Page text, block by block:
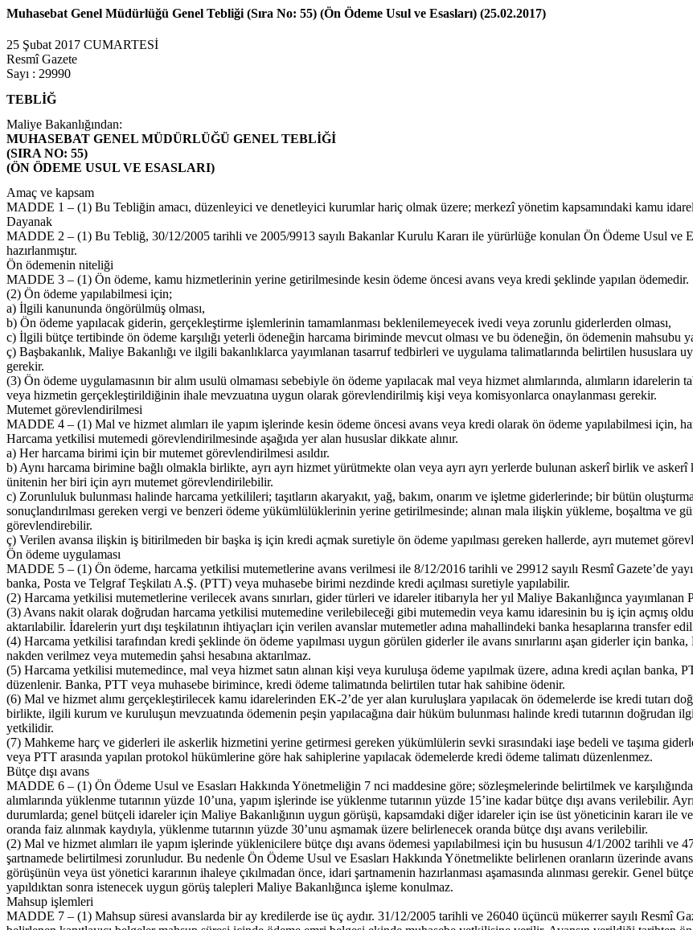
Muhasebat Genel Müdürlüğü Genel Tebliği (Sıra No: 55) (Ön Ödeme Usul ve Esasları) (25.02.2017)
25 Şubat 2017 CUMARTESİ
Resmî Gazete
Sayı : 29990
TEBLİĞ
Maliye Bakanlığından:
MUHASEBAT GENEL MÜDÜRLÜĞÜ GENEL TEBLİĞİ
(SIRA NO: 55)
(ÖN ÖDEME USUL VE ESASLARI)
Amaç ve kapsam
MADDE 1 – (1) Bu Tebliğin amacı, düzenleyici ve denetleyici kurumlar hariç olmak üzere; merkezî yönetim kapsamındaki kamu
Dayanak
MADDE 2 – (1) Bu Tebliğ, 30/12/2005 tarihli ve 2005/9913 sayılı Bakanlar Kurulu Kararı ile yürürlüğe konulan Ön Ödeme Usul ve
hazırlanmıştır.
Ön ödemenin niteliği
MADDE 3 – (1) Ön ödeme, kamu hizmetlerinin yerine getirilmesinde kesin ödeme öncesi avans veya kredi şeklinde yapılan ödemedir.
(2) Ön ödeme yapılabilmesi için;
a) İlgili kanununda öngörülmüş olması,
b) Ön ödeme yapılacak giderin, gerçekleştirme işlemlerinin tamamlanması beklenilemeyecek ivedi veya zorunlu giderlerden olması,
c) İlgili bütçe tertibinde ön ödeme karşılığı yeterli ödeneğin harcama biriminde mevcut olması ve bu ödeneğin, ön ödemenin mahsubu
ç) Başbakanlık, Maliye Bakanlığı ve ilgili bakanlıklarca yayımlanan tasarruf tedbirleri ve uygulama talimatlarında belirtilen hususlara
gerekir.
(3) Ön ödeme uygulamasının bir alım usulü olmaması sebebiyle ön ödeme yapılacak mal veya hizmet alımlarında, alımların idarelerin
veya hizmetin gerçekleştirildiğinin ihale mevzuatına uygun olarak görevlendirilmiş kişi veya komisyonlarca onaylanması gerekir.
Mutemet görevlendirilmesi
MADDE 4 – (1) Mal ve hizmet alımları ile yapım işlerinde kesin ödeme öncesi avans veya kredi olarak ön ödeme yapılabilmesi için,
Harcama yetkilisi mutemedi görevlendirilmesinde aşağıda yer alan hususlar dikkate alınır.
a) Her harcama birimi için bir mutemet görevlendirilmesi asıldır.
b) Aynı harcama birimine bağlı olmakla birlikte, ayrı ayrı hizmet yürütmekte olan veya ayrı ayrı yerlerde bulunan askerî birlik ve
ünitenin her biri için ayrı mutemet görevlendirilebilir.
c) Zorunluluk bulunması halinde harcama yetkilileri; taşıtların akaryakıt, yağ, bakım, onarım ve işletme giderlerinde; bir bütün
sonuçlandırılması gereken vergi ve benzeri ödeme yükümlülüklerinin yerine getirilmesinde; alınan mala ilişkin yükleme, boşaltma ve
görevlendirebilir.
ç) Verilen avansa ilişkin iş bitirilmeden bir başka iş için kredi açmak suretiyle ön ödeme yapılması gereken hallerde, ayrı mutemet
Ön ödeme uygulaması
MADDE 5 – (1) Ön ödeme, harcama yetkilisi mutemetlerine avans verilmesi ile 8/12/2016 tarihli ve 29912 sayılı Resmî Gazete’de
banka, Posta ve Telgraf Teşkilatı A.Ş. (PTT) veya muhasebe birimi nezdinde kredi açılması suretiyle yapılabilir.
(2) Harcama yetkilisi mutemetlerine verilecek avans sınırları, gider türleri ve idareler itibarıyla her yıl Maliye Bakanlığınca
(3) Avans nakit olarak doğrudan harcama yetkilisi mutemedine verilebileceği gibi mutemedin veya kamu idaresinin bu iş için açmış
aktarılabilir. İdarelerin yurt dışı teşkilatının ihtiyaçları için verilen avanslar mutemetler adına mahallindeki banka hesaplarına transfer
(4) Harcama yetkilisi tarafından kredi şeklinde ön ödeme yapılması uygun görülen giderler ile avans sınırlarını aşan giderler için
nakden verilmez veya mutemedin şahsi hesabına aktarılmaz.
(5) Harcama yetkilisi mutemedince, mal veya hizmet satın alınan kişi veya kuruluşa ödeme yapılmak üzere, adına kredi açılan
düzenlenir. Banka, PTT veya muhasebe birimince, kredi ödeme talimatında belirtilen tutar hak sahibine ödenir.
(6) Mal ve hizmet alımı gerçekleştirilecek kamu idarelerinden EK-2’de yer alan kuruluşlara yapılacak ön ödemelerde ise kredi tutarı
birlikte, ilgili kurum ve kuruluşun mevzuatında ödemenin peşin yapılacağına dair hüküm bulunması halinde kredi tutarının doğrudan
yetkilidir.
(7) Mahkeme harç ve giderleri ile askerlik hizmetini yerine getirmesi gereken yükümlülerin sevki sırasındaki iaşe bedeli ve taşıma
veya PTT arasında yapılan protokol hükümlerine göre hak sahiplerine yapılacak ödemelerde kredi ödeme talimatı düzenlenmez.
Bütçe dışı avans
MADDE 6 – (1) Ön Ödeme Usul ve Esasları Hakkında Yönetmeliğin 7 nci maddesine göre; sözleşmelerinde belirtilmek ve
alımlarında yüklenme tutarının yüzde 10’una, yapım işlerinde ise yüklenme tutarının yüzde 15’ine kadar bütçe dışı avans verilebilir.
durumlarda; genel bütçeli idareler için Maliye Bakanlığının uygun görüşü, kapsamdaki diğer idareler için ise üst yöneticinin kararı ile
oranda faiz alınmak kaydıyla, yüklenme tutarının yüzde 30’unu aşmamak üzere belirlenecek oranda bütçe dışı avans verilebilir.
(2) Mal ve hizmet alımları ile yapım işlerinde yüklenicilere bütçe dışı avans ödemesi yapılabilmesi için bu hususun 4/1/2002 tarihli ve
şartnamede belirtilmesi zorunludur. Bu nedenle Ön Ödeme Usul ve Esasları Hakkında Yönetmelikte belirlenen oranların üzerinde
görüşünün veya üst yönetici kararının ihaleye çıkılmadan önce, idari şartnamenin hazırlanması aşamasında alınması gerekir. Genel
yapıldıktan sonra istenecek uygun görüş talepleri Maliye Bakanlığınca işleme konulmaz.
Mahsup işlemleri
MADDE 7 – (1) Mahsup süresi avanslarda bir ay kredilerde ise üç aydır. 31/12/2005 tarihli ve 26040 üçüncü mükerrer sayılı Resmî